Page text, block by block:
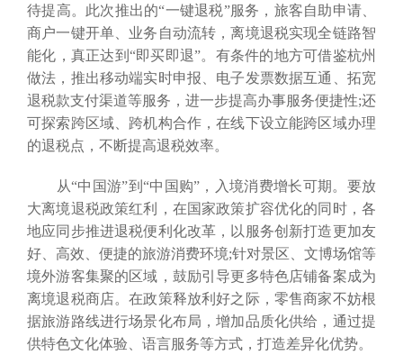
待提高。此次推出的“一键退税”服务，旅客自助申请、
商户一键开单、业务自动流转，离境退税实现全链路智
能化，真正达到“即买即退”。有条件的地方可借鉴杭州
做法，推出移动端实时申报、电子发票数据互通、拓宽
退税款支付渠道等服务，进一步提高办事服务便捷性;还
可探索跨区域、跨机构合作，在线下设立能跨区域办理
的退税点，不断提高退税效率。
从“中国游”到“中国购”，入境消费增长可期。要放
大离境退税政策红利，在国家政策扩容优化的同时，各
地应同步推进退税便利化改革，以服务创新打造更加友
好、高效、便捷的旅游消费环境;针对景区、文博场馆等
境外游客集聚的区域，鼓励引导更多特色店铺备案成为
离境退税商店。在政策释放利好之际，零售商家不妨根
据旅游路线进行场景化布局，增加品质化供给，通过提
供特色文化体验、语言服务等方式，打造差异化优势。